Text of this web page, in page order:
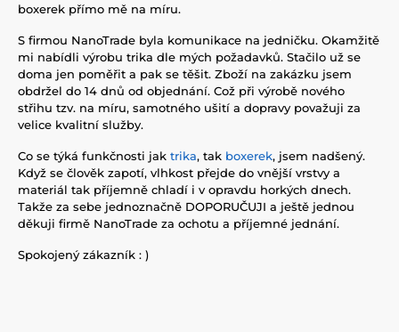
boxerek přímo mě na míru.
S firmou NanoTrade byla komunikace na jedničku. Okamžitě
mi nabídli výrobu trika dle mých požadavků. Stačilo už se
doma jen poměřit a pak se těšit. Zboží na zakázku jsem
obdržel do 14 dnů od objednání. Což při výrobě nového
střihu tzv. na míru, samotného ušití a dopravy považuji za
velice kvalitní služby.
Co se týká funkčnosti jak trika, tak boxerek, jsem nadšený.
Když se člověk zapotí, vlhkost přejde do vnější vrstvy a
materiál tak příjemně chladí i v opravdu horkých dnech.
Takže za sebe jednoznačně DOPORUČUJI a ještě jednou
děkuji firmě NanoTrade za ochotu a příjemné jednání.
Spokojený zákazník : )